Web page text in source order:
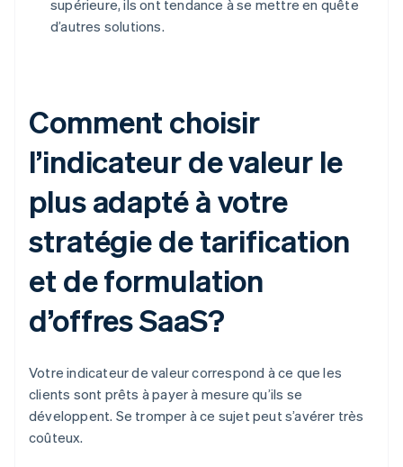
supérieure, ils ont tendance à se mettre en quête
d’autres solutions.
Comment choisir
l’indicateur de valeur le
plus adapté à votre
stratégie de tarification
et de formulation
d’offres SaaS?
Votre indicateur de valeur correspond à ce que les
clients sont prêts à payer à mesure qu’ils se
développent. Se tromper à ce sujet peut s’avérer très
coûteux.